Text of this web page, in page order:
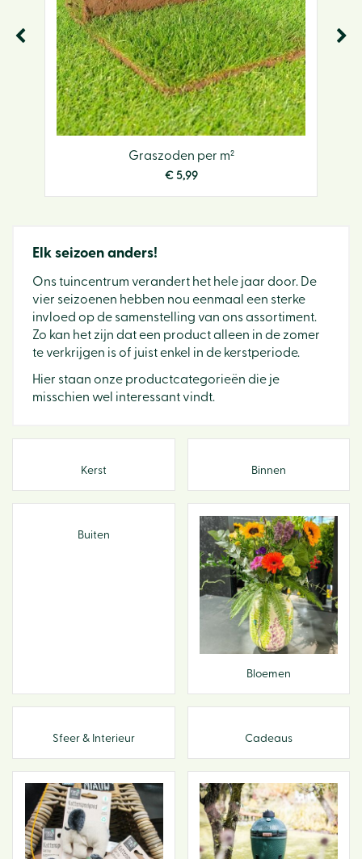
Graszoden per m²
€ 5,99
Elk seizoen anders!
Ons tuincentrum verandert het hele jaar door. De
vier seizoenen hebben nou eenmaal een sterke
invloed op de samenstelling van ons assortiment.
Zo kan het zijn dat een product alleen in de zomer
te verkrijgen is of juist enkel in de kerstperiode.
Hier staan onze productcategorieën die je
misschien wel interessant vindt.
Kerst Binnen
Buiten
Bloemen
Sfeer & Interieur Cadeaus